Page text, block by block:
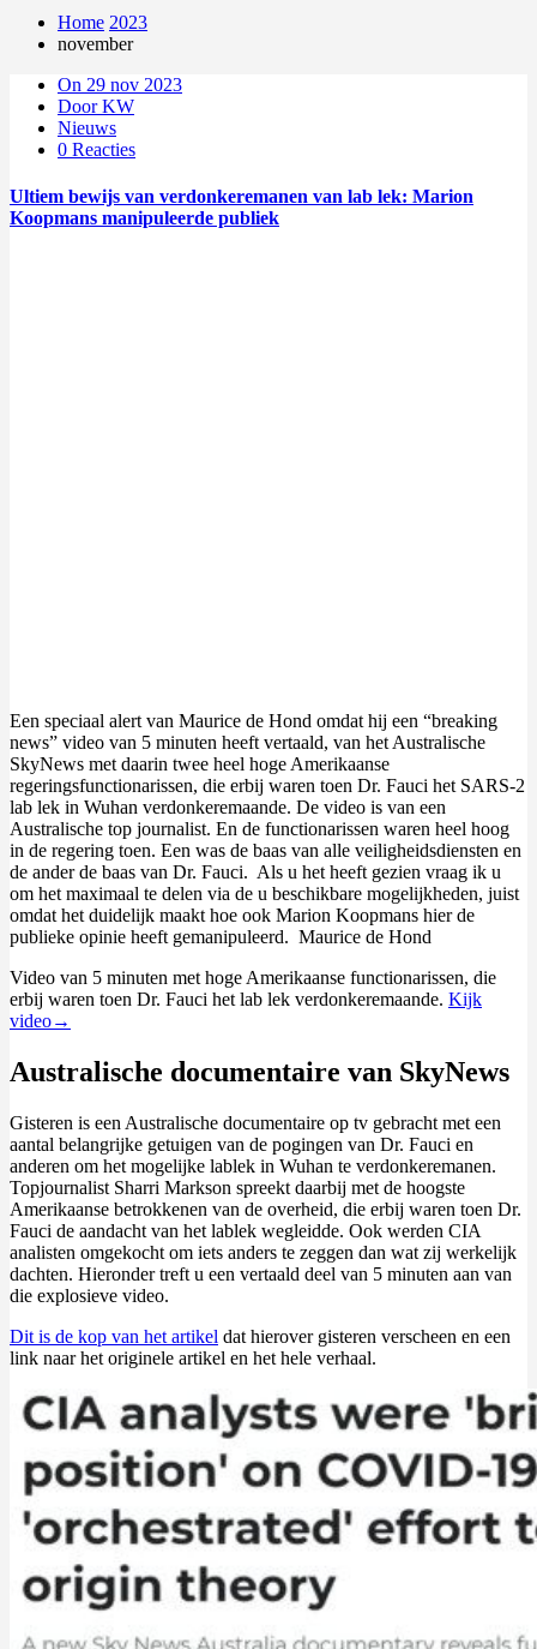
Home 2023
november
On 29 nov 2023
Door KW
Nieuws
0 Reacties
Ultiem bewijs van verdonkeremanen van lab lek: Marion
Koopmans manipuleerde publiek
Een speciaal alert van Maurice de Hond omdat hij een “breaking
news” video van 5 minuten heeft vertaald, van het Australische
SkyNews met daarin twee heel hoge Amerikaanse
regeringsfunctionarissen, die erbij waren toen Dr. Fauci het SARS-2
lab lek in Wuhan verdonkeremaande. De video is van een
Australische top journalist. En de functionarissen waren heel hoog
in de regering toen. Een was de baas van alle veiligheidsdiensten en
de ander de baas van Dr. Fauci. Als u het heeft gezien vraag ik u
om het maximaal te delen via de u beschikbare mogelijkheden, juist
omdat het duidelijk maakt hoe ook Marion Koopmans hier de
publieke opinie heeft gemanipuleerd. Maurice de Hond
Video van 5 minuten met hoge Amerikaanse functionarissen, die
erbij waren toen Dr. Fauci het lab lek verdonkeremaande. Kijk
video→
Australische documentaire van SkyNews
Gisteren is een Australische documentaire op tv gebracht met een
aantal belangrijke getuigen van de pogingen van Dr. Fauci en
anderen om het mogelijke lablek in Wuhan te verdonkeremanen.
Topjournalist Sharri Markson spreekt daarbij met de hoogste
Amerikaanse betrokkenen van de overheid, die erbij waren toen Dr.
Fauci de aandacht van het lablek wegleidde. Ook werden CIA
analisten omgekocht om iets anders te zeggen dan wat zij werkelijk
dachten. Hieronder treft u een vertaald deel van 5 minuten aan van
die explosieve video.
Dit is de kop van het artikel dat hierover gisteren verscheen en een
link naar het originele artikel en het hele verhaal.